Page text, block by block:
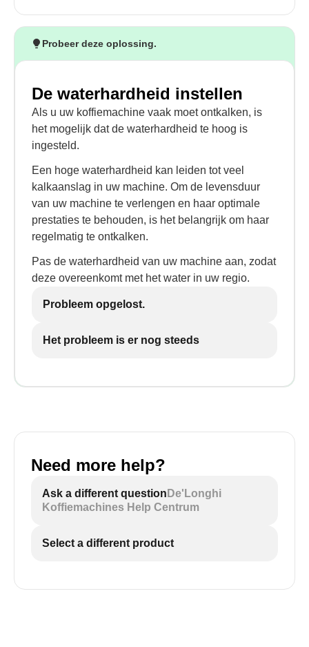
Probeer deze oplossing.
De waterhardheid instellen
Als u uw koffiemachine vaak moet ontkalken, is
het mogelijk dat de waterhardheid te hoog is
ingesteld.
Een hoge waterhardheid kan leiden tot veel
kalkaanslag in uw machine. Om de levensduur
van uw machine te verlengen en haar optimale
prestaties te behouden, is het belangrijk om haar
regelmatig te ontkalken.
Pas de waterhardheid van uw machine aan, zodat
deze overeenkomt met het water in uw regio.
Probleem opgelost.
Het probleem is er nog steeds
Need more help?
Ask a different question De'Longhi
Koffiemachines Help Centrum
Select a different product